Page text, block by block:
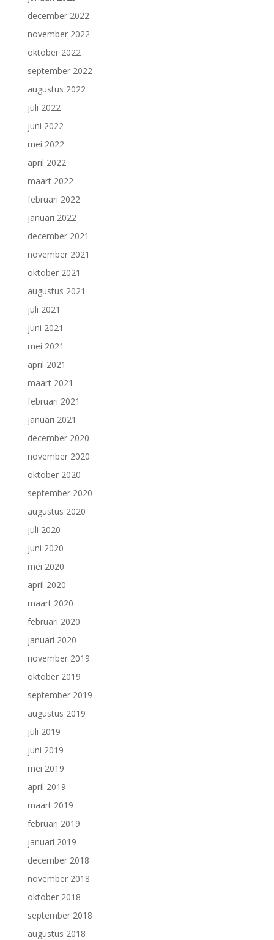
december 2022
november 2022
oktober 2022
september 2022
augustus 2022
juli 2022
juni 2022
mei 2022
april 2022
maart 2022
februari 2022
januari 2022
december 2021
november 2021
oktober 2021
augustus 2021
juli 2021
juni 2021
mei 2021
april 2021
maart 2021
februari 2021
januari 2021
december 2020
november 2020
oktober 2020
september 2020
augustus 2020
juli 2020
juni 2020
mei 2020
april 2020
maart 2020
februari 2020
januari 2020
november 2019
oktober 2019
september 2019
augustus 2019
juli 2019
juni 2019
mei 2019
april 2019
maart 2019
februari 2019
januari 2019
december 2018
november 2018
oktober 2018
september 2018
augustus 2018